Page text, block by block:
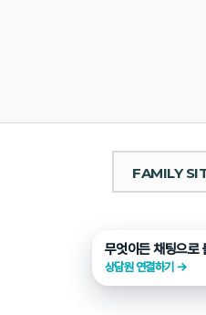
FAMILY
무엇이든 채팅으로
상담원 연결하기 →